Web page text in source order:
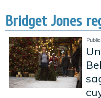
Bridget Jones